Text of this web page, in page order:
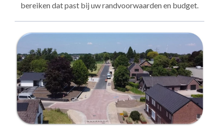
bereiken dat past bij uw randvoorwaarden en budget.